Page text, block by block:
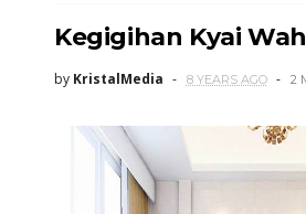
Kegigihan Kyai
by KristalMedia 8 YEARS AGO 2